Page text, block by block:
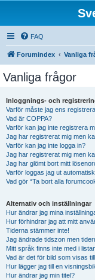
FAQ
Forumindex Vanliga
Vanliga frågor
Inloggnings- och
Varför måste jag ens
Vad är COPPA?
Varför kan jag inte registrera
Jag har registrerat mig men
Varför kan jag inte logga in?
Jag har registrerat mig men
Jag har glömt bort mitt
Varför loggas jag ut
Vad gör “Ta bort alla
Alternativ och inställningar
Hur ändrar jag mina
Hur förhindrar jag att mitt
Tiderna stämmer inte!
Jag ändrade tidszon men
Mitt språk finns inte med i
Vad är det för bild som visas
Hur lägger jag till en
Hur ändrar jag min titel?